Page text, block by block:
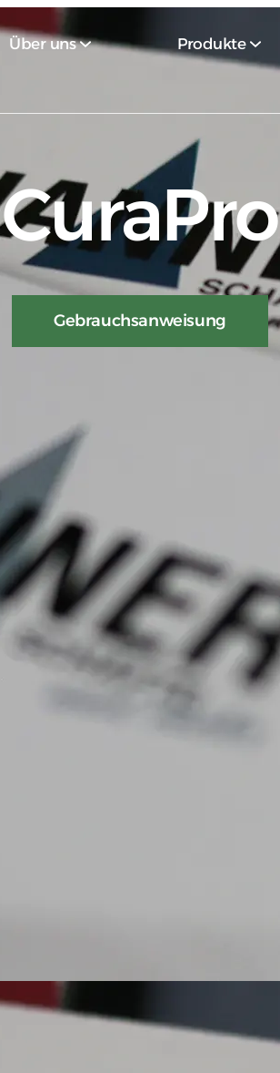
Über uns Produkte
CuraPro
Gebrauchsanweisung